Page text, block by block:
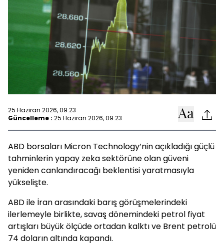
25 Haziran 2026, 09:23
Güncelleme : 25 Haziran 2026, 09:23
ABD borsaları Micron Technology’nin açıkladığı güçlü
tahminlerin yapay zeka sektörüne olan güveni
yeniden canlandıracağı beklentisi yaratmasıyla
yükselişte.
ABD ile İran arasındaki barış görüşmelerindeki
ilerlemeyle birlikte, savaş dönemindeki petrol fiyat
artışları büyük ölçüde ortadan kalktı ve Brent petrolü
74 doların altında kapandı.